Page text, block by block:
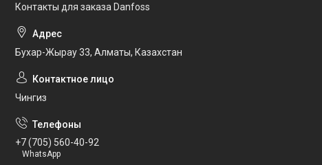
Контакты для заказа Danfoss
Бухар-Жырау 33, Алматы, Казахстан
Чингиз
+7 (705) 560-40-92
WhatsApp